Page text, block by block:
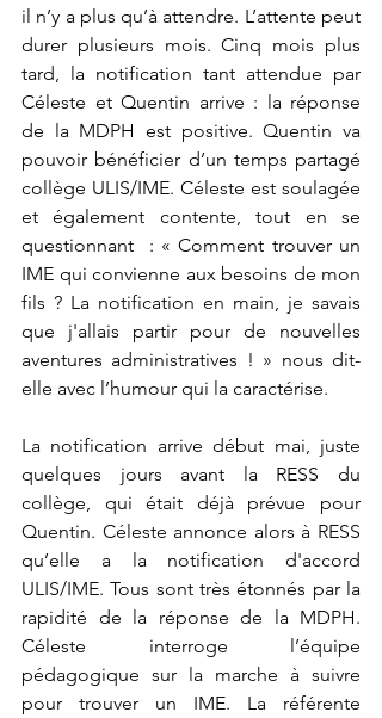
il n’y a plus qu’à attendre. L’attente peut
durer plusieurs mois. Cinq mois plus
tard, la notification tant attendue par
Céleste et Quentin arrive : la réponse
de la MDPH est positive. Quentin va
pouvoir bénéficier d’un temps partagé
collège ULIS/IME. Céleste est soulagée
et également contente, tout en se
questionnant  : « Comment trouver un
IME qui convienne aux besoins de mon
fils ? La notification en main, je savais
que j'allais partir pour de nouvelles
aventures administratives ! » nous dit-
elle avec l’humour qui la caractérise.
La notification arrive début mai, juste
quelques jours avant la RESS du
collège, qui était déjà prévue pour
Quentin. Céleste annonce alors à RESS
qu’elle a la notification d'accord
ULIS/IME. Tous sont très étonnés par la
rapidité de la réponse de la MDPH.
Céleste interroge l’équipe
pédagogique sur la marche à suivre
pour trouver un IME. La référente